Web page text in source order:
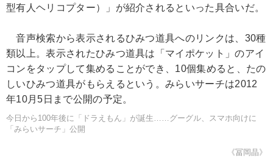
型有人ヘリコプター）」が紹介されるといった具合いだ。
音声検索から表示されるひみつ道具へのリンクは、30種
類以上。表示されたひみつ道具は「マイポケット」のアイ
コンをタップして集めることができ、10個集めると、たの
しいひみつ道具がもらえるという。みらいサーチは2012
年10月5日まで公開の予定。
今日から100年後に「ドラえもん」が誕生……グーグル、スマホ向けに
「みらいサーチ」公開
《冨岡晶》